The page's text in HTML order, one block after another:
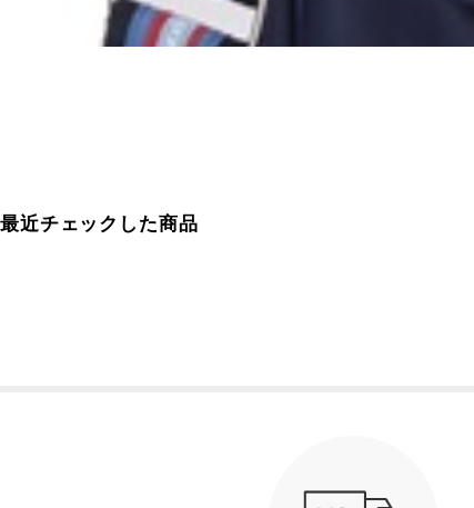
最近チェックした商品